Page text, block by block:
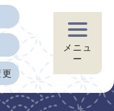
メニュ
ー